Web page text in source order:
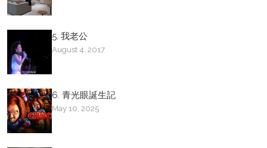
5. 我老公
August 4, 2017
6. 青光眼誕生記
May 10, 2025